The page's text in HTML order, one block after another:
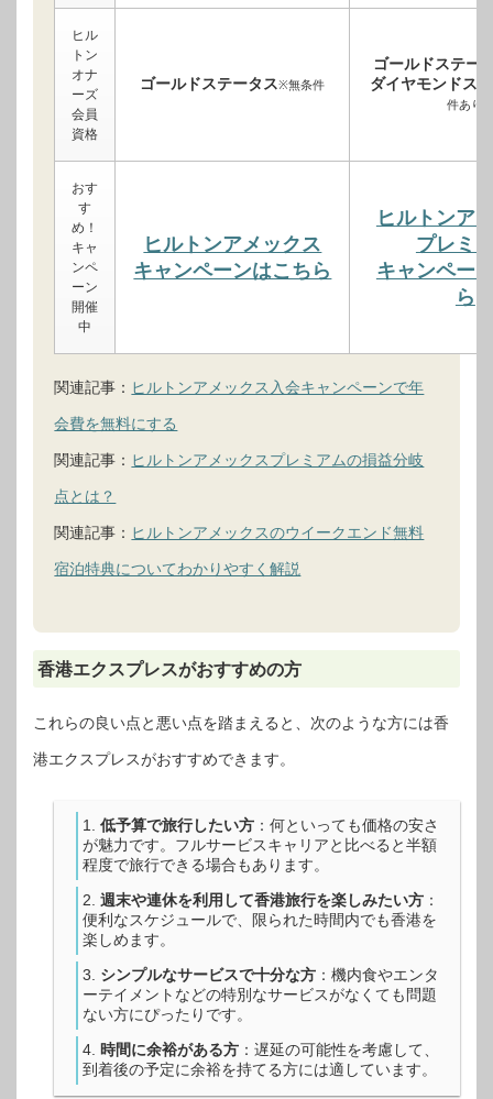
ヒル
トン
オナ
ーズ
会員
資格
ゴールドステータス※無条件
ゴールドステー
ダイヤモンドス
件あり
おす
す
め！
キャ
ンペ
ーン
開催
中
ヒルトンアメックス
キャンペーンはこちら
ヒルトンア
プレミ
キャンペー
ら
関連記事： ヒルトンアメックス入会キャンペーンで年
会費を無料にする
関連記事： ヒルトンアメックスプレミアムの損益分岐
点とは？
関連記事： ヒルトンアメックスのウイークエンド無料
宿泊特典についてわかりやすく解説
香港エクスプレスがおすすめの方
これらの良い点と悪い点を踏まえると、次のような方には香
港エクスプレスがおすすめできます。
低予算で旅行したい方 ：何といっても価格の安さ
が魅力です。フルサービスキャリアと比べると半額
程度で旅行できる場合もあります。
週末や連休を利用して香港旅行を楽しみたい方 ：
便利なスケジュールで、限られた時間内でも香港を
楽しめます。
シンプルなサービスで十分な方 ：機内食やエンタ
ーテイメントなどの特別なサービスがなくても問題
ない方にぴったりです。
時間に余裕がある方 ：遅延の可能性を考慮して、
到着後の予定に余裕を持てる方には適しています。